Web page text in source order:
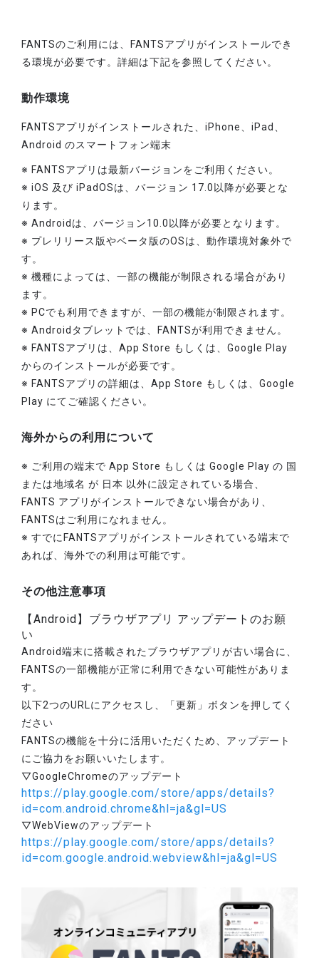
FANTSのご利用には、FANTSアプリがインストールでき
る環境が必要です。詳細は下記を参照してください。
動作環境
FANTSアプリがインストールされた、iPhone、iPad、
Android のスマートフォン端末
※ FANTSアプリは最新バージョンをご利用ください。
※ iOS 及び iPadOSは、バージョン 17.0以降が必要とな
ります。
※ Androidは、バージョン10.0以降が必要となります。
※ プレリリース版やベータ版のOSは、動作環境対象外で
す。
※ 機種によっては、一部の機能が制限される場合があり
ます。
※ PCでも利用できますが、一部の機能が制限されます。
※ Androidタブレットでは、FANTSが利用できません。
※ FANTSアプリは、App Store もしくは、Google Play
からのインストールが必要です。
※ FANTSアプリの詳細は、App Store もしくは、Google
Play にてご確認ください。
海外からの利用について
※ ご利用の端末で App Store もしくは Google Play の 国
または地域名 が 日本 以外に設定されている場合、
FANTS アプリがインストールできない場合があり、
FANTSはご利用になれません。
※ すでにFANTSアプリがインストールされている端末で
あれば、海外での利用は可能です。
その他注意事項
【Android】ブラウザアプリ アップデートのお願
い
Android端末に搭載されたブラウザアプリが古い場合に、
FANTSの一部機能が正常に利用できない可能性がありま
す。
以下2つのURLにアクセスし、「更新」ボタンを押してく
ださい
FANTSの機能を十分に活用いただくため、アップデート
にご協力をお願いいたします。
▽GoogleChromeのアップデート
https://play.google.com/store/apps/details?
id=com.android.chrome&hl=ja&gl=US
▽WebViewのアップデート
https://play.google.com/store/apps/details?
id=com.google.android.webview&hl=ja&gl=US